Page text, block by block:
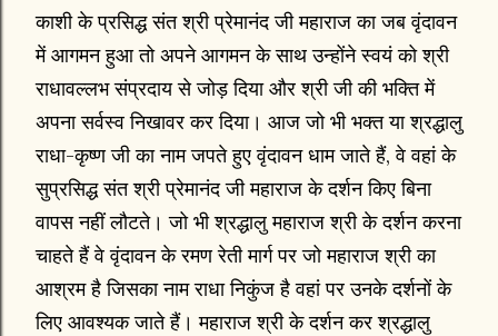
काशी के प्रसिद्ध संत श्री प्रेमानंद जी महाराज का जब वृंदावन
में आगमन हुआ तो अपने आगमन के साथ उन्होंने स्वयं को श्री
राधावल्लभ संप्रदाय से जोड़ दिया और श्री जी की भक्ति में
अपना सर्वस्व निखावर कर दिया। आज जो भी भक्त या श्रद्धालु
राधा-कृष्ण जी का नाम जपते हुए वृंदावन धाम जाते हैं, वे वहां के
सुप्रसिद्ध संत श्री प्रेमानंद जी महाराज के दर्शन किए बिना
वापस नहीं लौटते। जो भी श्रद्धालु महाराज श्री के दर्शन करना
चाहते हैं वे वृंदावन के रमण रेती मार्ग पर जो महाराज श्री का
आश्रम है जिसका नाम राधा निकुंज है वहां पर उनके दर्शनों के
लिए आवश्यक जाते हैं। महाराज श्री के दर्शन कर श्रद्धालु